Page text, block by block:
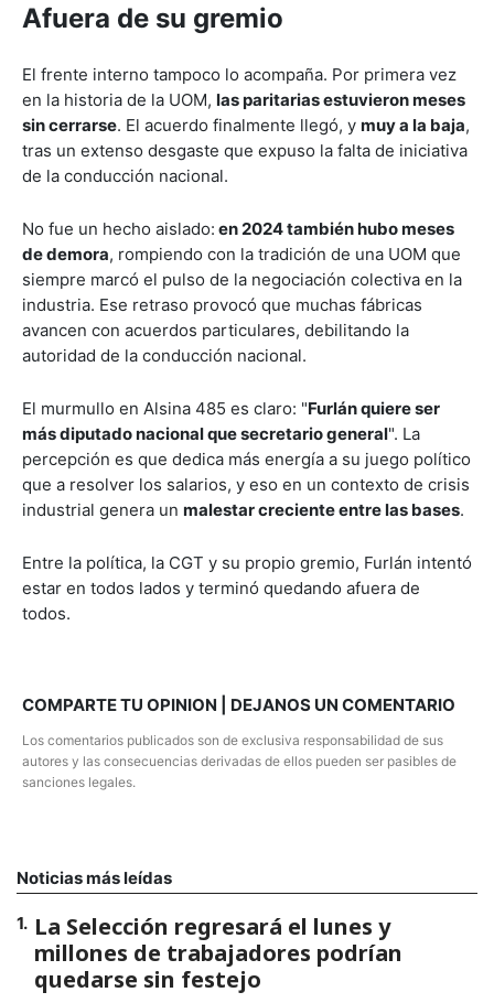
Afuera de su gremio
El frente interno tampoco lo acompaña. Por primera vez
en la historia de la UOM, las paritarias estuvieron meses
sin cerrarse. El acuerdo finalmente llegó, y muy a la baja,
tras un extenso desgaste que expuso la falta de iniciativa
de la conducción nacional.
No fue un hecho aislado: en 2024 también hubo meses
de demora, rompiendo con la tradición de una UOM que
siempre marcó el pulso de la negociación colectiva en la
industria. Ese retraso provocó que muchas fábricas
avancen con acuerdos particulares, debilitando la
autoridad de la conducción nacional.
El murmullo en Alsina 485 es claro: "Furlán quiere ser
más diputado nacional que secretario general". La
percepción es que dedica más energía a su juego político
que a resolver los salarios, y eso en un contexto de crisis
industrial genera un malestar creciente entre las bases.
Entre la política, la CGT y su propio gremio, Furlán intentó
estar en todos lados y terminó quedando afuera de
todos.
COMPARTE TU OPINION | DEJANOS UN COMENTARIO
Los comentarios publicados son de exclusiva responsabilidad de sus
autores y las consecuencias derivadas de ellos pueden ser pasibles de
sanciones legales.
Noticias más leídas
1. La Selección regresará el lunes y
millones de trabajadores podrían
quedarse sin festejo